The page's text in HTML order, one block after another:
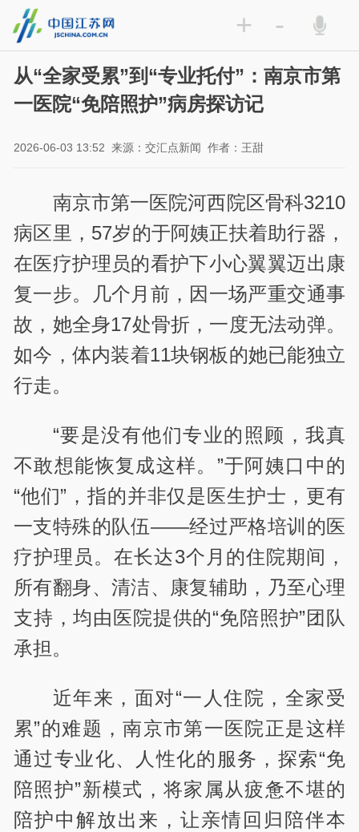
+ -
从“全家受累”到“专业托付”：南京市第
一医院“免陪照护”病房探访记
2026-06-03 13:52 来源：交汇点新闻 作者：王甜
南京市第一医院河西院区骨科3210
病区里，57岁的于阿姨正扶着助行器，
在医疗护理员的看护下小心翼翼迈出康
复一步。几个月前，因一场严重交通事
故，她全身17处骨折，一度无法动弹。
如今，体内装着11块钢板的她已能独立
行走。
“要是没有他们专业的照顾，我真
不敢想能恢复成这样。”于阿姨口中的
“他们”，指的并非仅是医生护士，更有
一支特殊的队伍——经过严格培训的医
疗护理员。在长达3个月的住院期间，
所有翻身、清洁、康复辅助，乃至心理
支持，均由医院提供的“免陪照护”团队
承担。
近年来，面对“一人住院，全家受
累”的难题，南京市第一医院正是这样
通过专业化、人性化的服务，探索“免
陪照护”新模式，将家属从疲惫不堪的
陪护中解放出来，让亲情回归陪伴本